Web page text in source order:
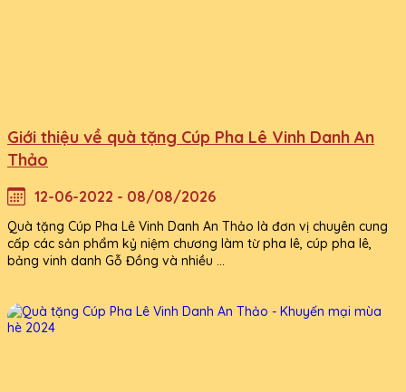
Giới thiệu về quà tặng Cúp Pha Lê Vinh Danh An
Thảo
12-06-2022 - 08/08/2026
Quà tặng Cúp Pha Lê Vinh Danh An Thảo là đơn vị chuyên cung
cấp các sản phẩm kỷ niệm chương làm từ pha lê, cúp pha lê,
bảng vinh danh Gỗ Đồng và nhiều ...